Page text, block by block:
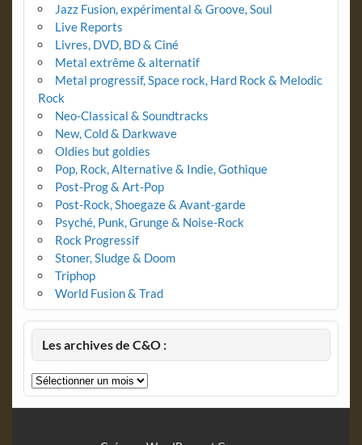
Jazz Fusion, expérimental & Groove, Soul
Live Reports
Livres, DVD, BD & Ciné
Metal extrême & alternatif
Metal progressif, Space rock, Hard Rock & Melodic
Rock
Neo-Classical & Soundtracks
New, Cold & Darkwave
Oldies but goldies
Pop, Rock, Alternative & Indie, Gothique
Post-Prog & Art-Pop
Post-Rock, Shoegaze & Avant-garde
Psyché, Punk, Grunge & Noise-Rock
Rock Progressif
Stoner, Sludge & Doom
Triphop
World Fusion & Trad
Les archives de C&O :
Les
archives